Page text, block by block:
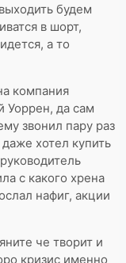
будем
в шорт,
а то
компания
Уоррен, да сам
звонил пару раз
хотел купить
с какого хрена
нафиг, акции
че творит и
кризис именно